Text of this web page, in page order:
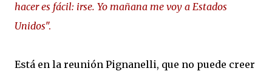
hacer es fácil: irse. Yo mañana me voy a Estados
Unidos".
Está en la reunión Pignanelli, que no puede creer